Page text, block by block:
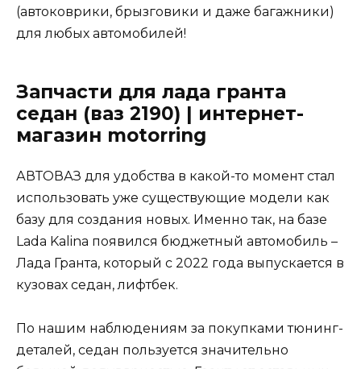
(автоковрики, брызговики и даже багажники)
для любых автомобилей!
Запчасти для лада гранта
седан (ваз 2190) | интернет-
магазин motorring
АВТОВАЗ для удобства в какой-то момент стал
использовать уже существующие модели как
базу для создания новых. Именно так, на базе
Lada Kalina появился бюджетный автомобиль –
Лада Гранта, который с 2022 года выпускается в
кузовах седан, лифтбек.
По нашим наблюдениям за покупками тюнинг-
деталей, седан пользуется значительно